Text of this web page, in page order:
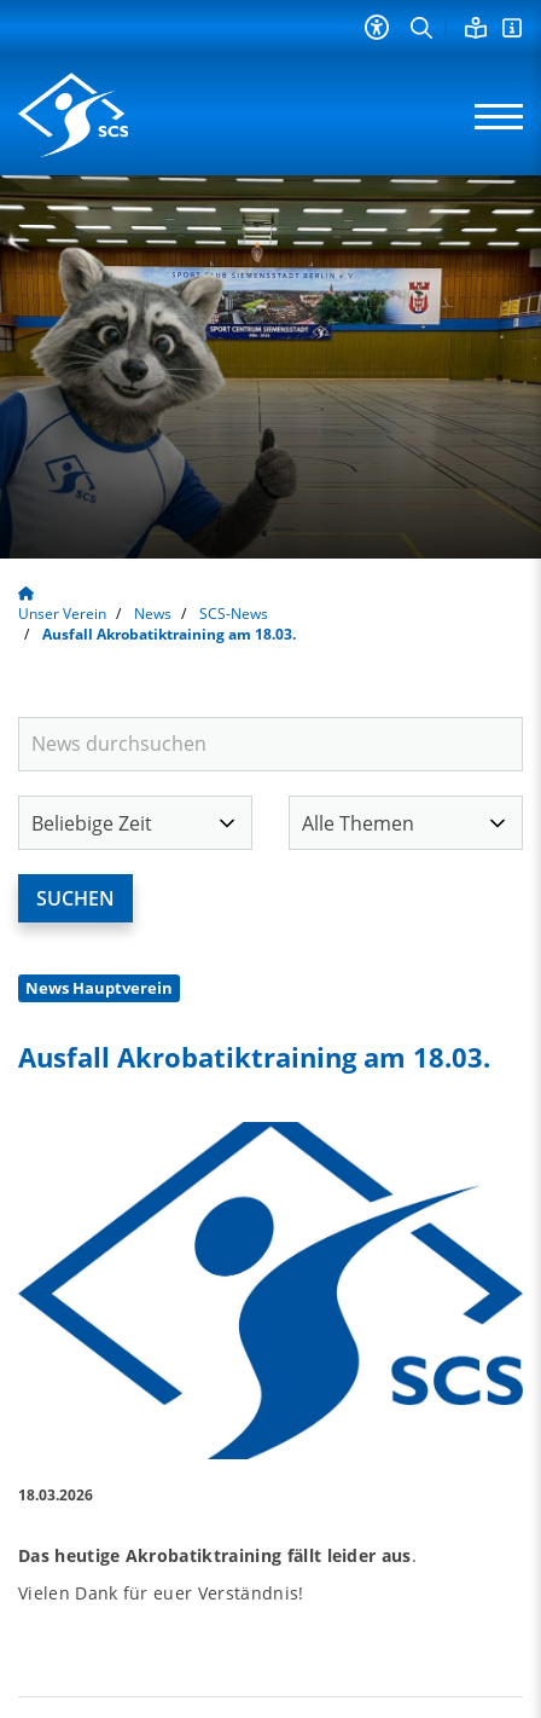
Unser Verein News
SCS-News
Ausfall Akrobatiktraining am 18.03.
News Hauptverein
Ausfall Akrobatiktraining am 18.03.
18.03.2026
Das heutige Akrobatiktraining fällt leider aus.
Vielen Dank für euer Verständnis!